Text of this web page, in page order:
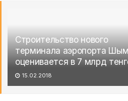
Строительство нового
терминала аэропорта
оценивается в 7 млрд
15.02.2018